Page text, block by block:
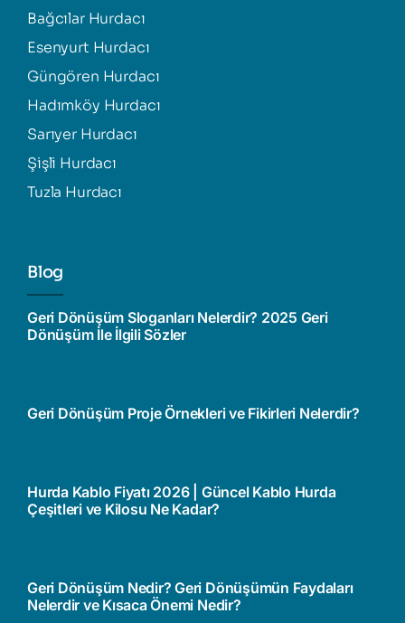
Bağcılar Hurdacı
Esenyurt Hurdacı
Güngören Hurdacı
Hadımköy Hurdacı
Sarıyer Hurdacı
Şişli Hurdacı
Tuzla Hurdacı
Blog
Geri Dönüşüm Sloganları Nelerdir? 2025 Geri
Dönüşüm İle İlgili Sözler
Geri Dönüşüm Proje Örnekleri ve Fikirleri Nelerdir?
Hurda Kablo Fiyatı 2026 | Güncel Kablo Hurda
Çeşitleri ve Kilosu Ne Kadar?
Geri Dönüşüm Nedir? Geri Dönüşümün Faydaları
Nelerdir ve Kısaca Önemi Nedir?